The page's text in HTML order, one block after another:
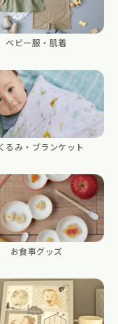
ベビー服・肌着
るみ・ブランケット
お食事グッズ